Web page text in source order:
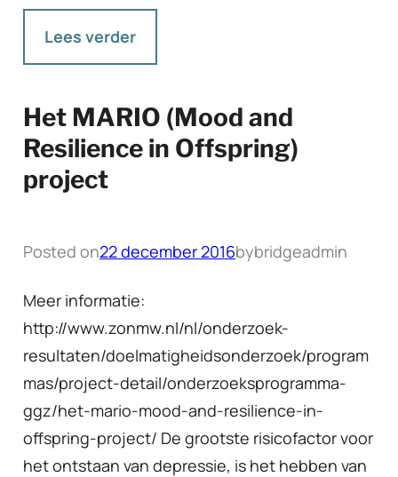
Lees verder
Het MARIO (Mood and
Resilience in Offspring)
project
Posted on22 december 2016bybridgeadmin
Meer informatie:
http://www.zonmw.nl/nl/onderzoek-
resultaten/doelmatigheidsonderzoek/program
mas/project-detail/onderzoeksprogramma-
ggz/het-mario-mood-and-resilience-in-
offspring-project/ De grootste risicofactor voor
het ontstaan van depressie, is het hebben van